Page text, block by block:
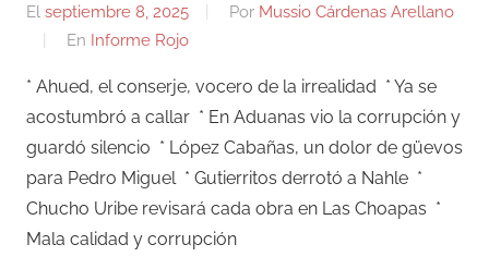
El septiembre 8, 2025 Por Mussio Cárdenas Arellano
En Informe Rojo
* Ahued, el conserje, vocero de la irrealidad * Ya se
acostumbró a callar * En Aduanas vio la corrupción y
guardó silencio * López Cabañas, un dolor de güevos
para Pedro Miguel * Gutierritos derrotó a Nahle *
Chucho Uribe revisará cada obra en Las Choapas *
Mala calidad y corrupción